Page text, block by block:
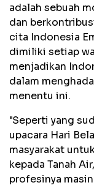
adalah sebuah
dan
cita Indonesia
dimiliki setiap
menjadikan
dalam
menentu ini.
"Seperti yang
upacara Hari
masyarakat
kepada Tanah
profesinya